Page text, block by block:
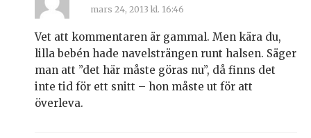
mars 24, 2013 kl. 16:46
Vet att kommentaren är gammal. Men kära du,
lilla bebén hade navelsträngen runt halsen. Säger
man att ”det här måste göras nu”, då finns det
inte tid för ett snitt – hon måste ut för att
överleva.